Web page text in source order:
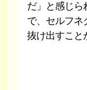
だ」と感じら
で、セルフネ
抜け出すこと